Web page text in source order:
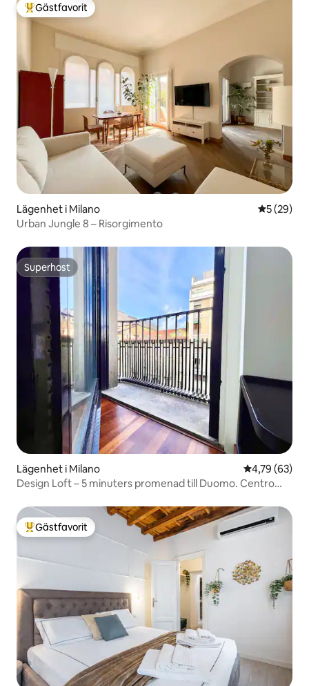
Populär gästfavorit
Gästfavorit
Lägenhet i Milano 5 av 5 i
5 (29)
Urban Jungle 8 – Risorgimento
Superhost
Superhost
Lägenhet i Milano 4,79 av 5 i
4,79 (63)
Design Loft – 5 minuters promenad till Duomo. Centro
Populär gästfavorit
Gästfavorit